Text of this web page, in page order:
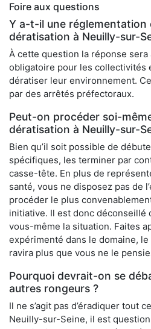
Foire aux questions
Y a-t-il une réglementation
dératisation à Neuilly-sur-
À cette question la réponse
obligatoire pour les collectivités
dératiser leur environnement.
par des arrêtés préfectoraux.
Peut-on procéder soi-
dératisation à Neuilly-sur-
Bien qu’il soit possible de
spécifiques, les terminer par
casse-tête. En plus de
santé, vous ne disposez pas de
procéder le plus
initiative. Il est donc déconseillé
vous-même la situation. Faites
expérimenté dans le domaine,
ravira plus que vous ne le
Pourquoi devrait-on se
autres rongeurs ?
Il ne s’agit pas d’éradiquer tout
Neuilly-sur-Seine, il est